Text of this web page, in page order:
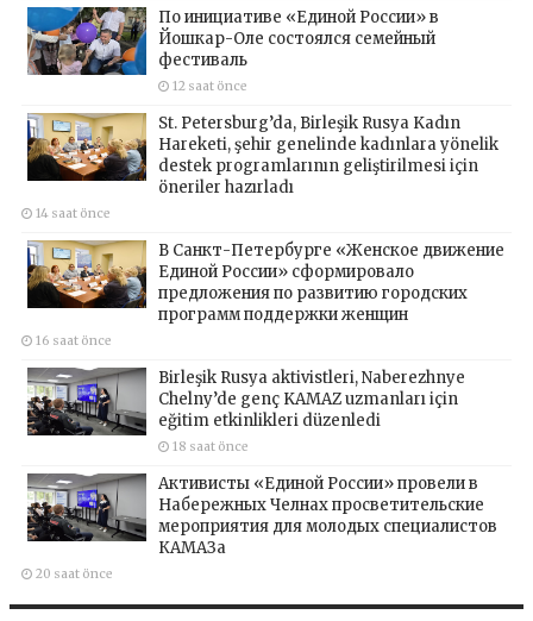
По инициативе «Единой России» в
Йошкар-Оле состоялся семейный
фестиваль
12 saat önce
St. Petersburg’da, Birleşik Rusya Kadın
Hareketi, şehir genelinde kadınlara yönelik
destek programlarının geliştirilmesi için
öneriler hazırladı
14 saat önce
В Санкт-Петербурге «Женское движение
Единой России» сформировало
предложения по развитию городских
программ поддержки женщин
16 saat önce
Birleşik Rusya aktivistleri, Naberezhnye
Chelny’de genç KAMAZ uzmanları için
eğitim etkinlikleri düzenledi
18 saat önce
Активисты «Единой России» провели в
Набережных Челнах просветительские
мероприятия для молодых специалистов
КАМАЗа
20 saat önce